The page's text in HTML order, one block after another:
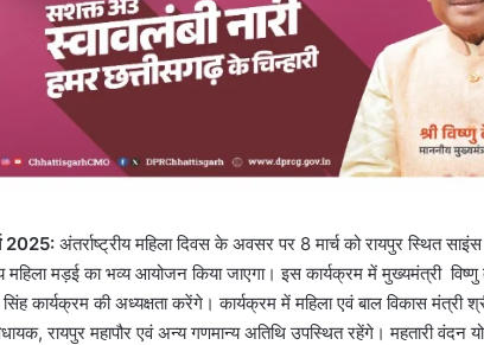
2025: अंतर्राष्ट्रीय महिला दिवस के अवसर पर 8 मार्च को रायपुर स्थित
महिला मड़ई का भव्य आयोजन किया जाएगा। इस कार्यक्रम में मुख्यमंत्री विष्णु
कार्यक्रम की अध्यक्षता करेंगे। कार्यक्रम में महिला एवं बाल विकास मंत्री
रायपुर महापौर एवं अन्य गणमान्य अतिथि उपस्थित रहेंगे। महतारी वंदन